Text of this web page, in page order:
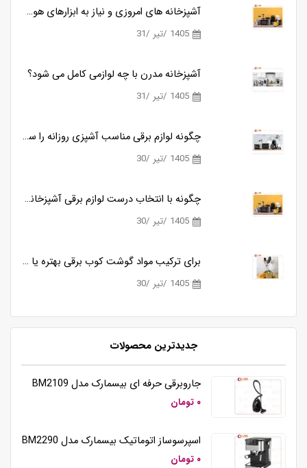
آشپزخانه های امروزی و نیاز به ابزارهای هوشمندتر
1405 /تیر /31
آشپزخانه مدرن با چه لوازمی کامل می شود؟
1405 /تیر /31
چگونه لوازم برقی مناسب آشپزی روزانه را ساده تر می کنند؟
1405 /تیر /30
چگونه با انتخاب درست لوازم برقی آشپزخانه، زمان آشپزی را نصف کنیم؟
1405 /تیر /30
برای ترکیب مواد گوشت کوب برقی بهتره یا مخلوط کن؟
1405 /تیر /30
جدیدترین محصولات
جاروبرقی حرفه ای بیسمارک مدل BM2109
۰ تومان
اسپرسوساز اتوماتیک بیسمارک مدل BM2290
۰ تومان